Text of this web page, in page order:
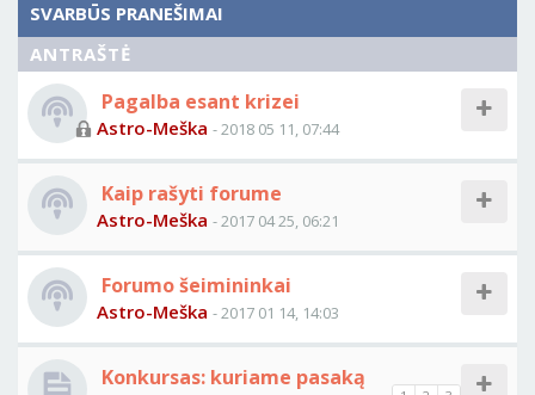
SVARBŪS PRANEŠIMAI
ANTRAŠTĖ
Pagalba esant krizei
Astro-Meška - 2018 05 11, 07:44
Kaip rašyti forume
Astro-Meška - 2017 04 25, 06:21
Forumo šeimininkai
Astro-Meška - 2017 01 14, 14:03
Konkursas: kuriame pasaką